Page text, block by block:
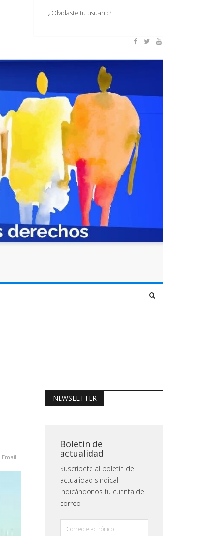
¿Olvidaste tu usuario?
Email
NEWSLETTER
Boletín de
actualidad
Suscríbete al boletín de
actualidad sindical
indicándonos tu cuenta de
correo